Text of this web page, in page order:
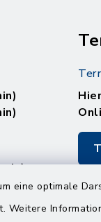
eine optimale